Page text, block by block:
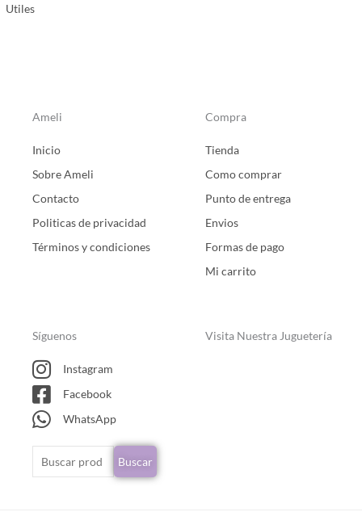
Utiles
Ameli
Inicio
Sobre Ameli
Contacto
Politicas de privacidad
Términos y condiciones
Compra
Tienda
Como comprar
Punto de entrega
Envios
Formas de pago
Mi carrito
Síguenos
Instagram
Facebook
WhatsApp
Buscar
por:
Buscar
Visita Nuestra Juguetería